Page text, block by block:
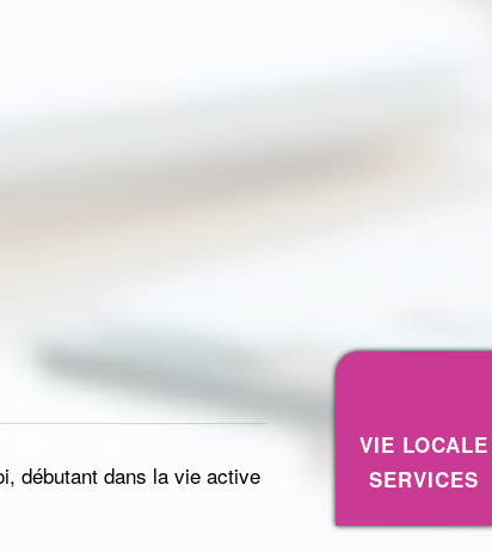
débutant dans la vie active
VIE LOCALE
SERVICES